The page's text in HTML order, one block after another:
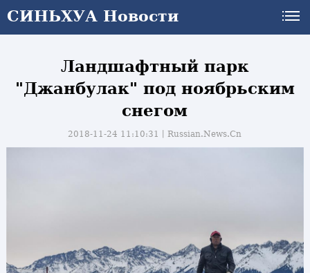
СИНЬХУА Новости
Ландшафтный парк
"Джанбулак" под ноябрьским
снегом
2018-11-24 11:10:31丨Russian.News.Cn